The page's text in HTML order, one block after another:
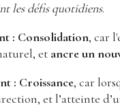
les défis quotidiens.
: Consolidation, car
et ancre un
: Croissance, car
et l’atteinte